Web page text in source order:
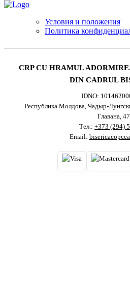
Условия и положения
Политика
CRP CU HRAMUL
DIN CADRUL
IDNO:
Республика Молдова, Чадыр-
Главана, 47
Тел.: +373 (294)
Email: